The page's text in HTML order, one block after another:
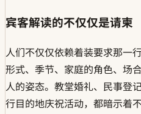
宾客解读的不仅仅是请柬
人们不仅仅依赖着装要求那一
形式、季节、家庭的角色、场
人的姿态。教堂婚礼、民事登
行目的地庆祝活动，都暗示着